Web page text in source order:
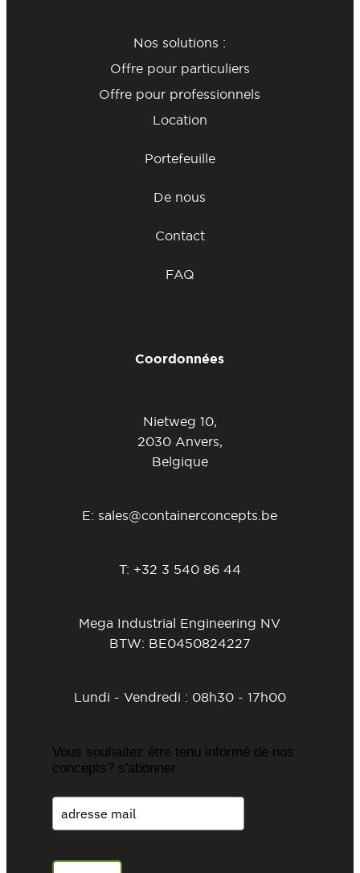
Nos solutions :
Offre pour particuliers
Offre pour professionnels
Location
Portefeuille
De nous
Contact
FAQ
Coordonnées
Nietweg 10,
2030 Anvers,
Belgique
E: sales@containerconcepts.be
T: +32 3 540 86 44
Mega Industrial Engineering NV
BTW: BE0450824227
Lundi - Vendredi : 08h30 - 17h00
Vous souhaitez être tenu informé de nos
concepts? s'abonner